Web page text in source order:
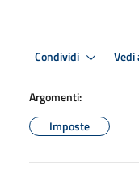
Condividi Vedi
Argomenti:
Imposte